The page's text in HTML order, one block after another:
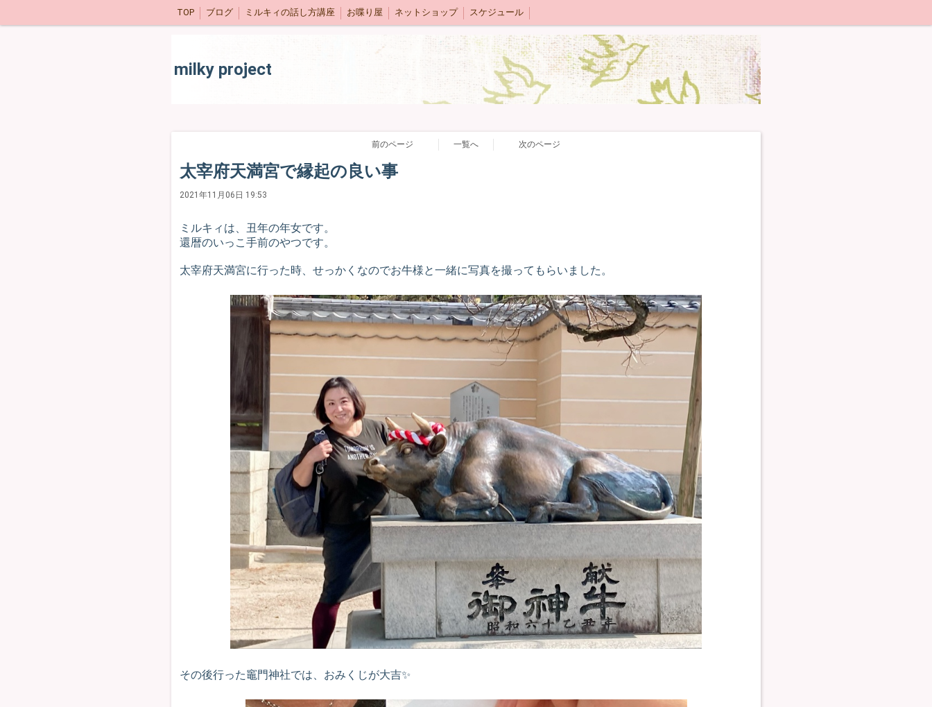
TOP ブログ ミルキィの話し方講座 お喋り屋 ネットショップ スケジュール
milky project
前のページ 一覧へ 次のページ
太宰府天満宮で縁起の良い事
2021年11月06日 19:53
ミルキィは、丑年の年女です。
還暦のいっこ手前のやつです。
太宰府天満宮に行った時、せっかくなのでお牛様と一緒に写真を撮ってもらいました。
その後行った竈門神社では、おみくじが大吉✨